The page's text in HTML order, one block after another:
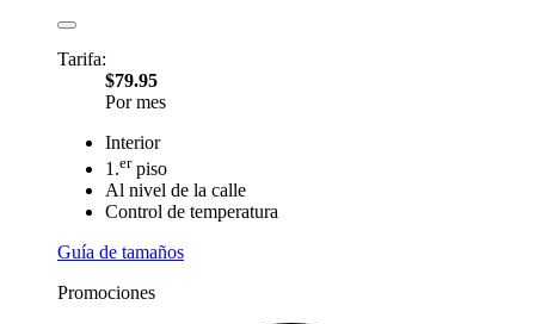
Tarifa:
$79.95
Por mes
Interior
1.erpiso
Al nivel de la calle
Control de temperatura
Guía de tamaños
Promociones